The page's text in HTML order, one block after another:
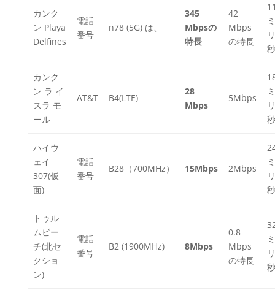
カンク
ン Playa
Delfines
電話
番号
n78 (5G) は、
345
Mbpsの
特長
42
Mbps
の特長
ミ
リ
秒
カンク
ン ラ イ
スラ モ
ール
AT&T B4(LTE)
28
Mbps
5Mbps
ミ
リ
秒
ハイウ
ェイ
307(仮
面)
電話
番号
B28（700MHz） 15Mbps 2Mbps
ミ
リ
秒
トゥル
ムビー
チ(北セ
クショ
ン)
電話
番号
B2 (1900MHz) 8Mbps
0.8
Mbps
の特長
ミ
リ
秒